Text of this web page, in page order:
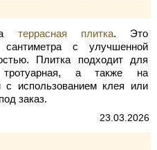
террасная плитка. Это
с улучшенной
Плитка подходит для
а также на
с использованием клея или
заказ.
23.03.2026